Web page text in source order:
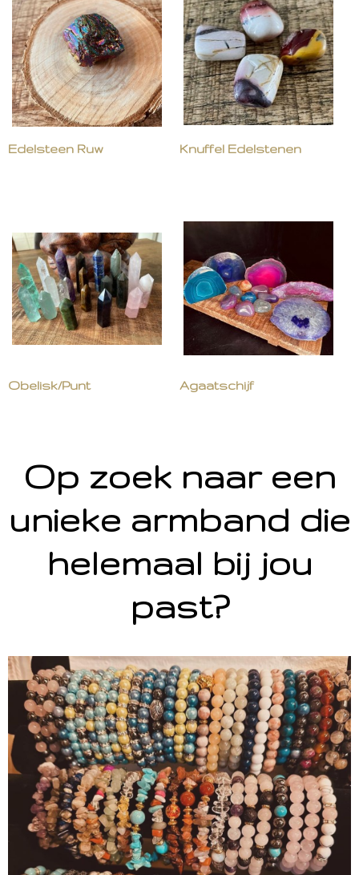
Edelsteen Ruw Knuffel Edelstenen
Obelisk/Punt Agaatschijf
Op zoek naar een
unieke armband die
helemaal bij jou
past?